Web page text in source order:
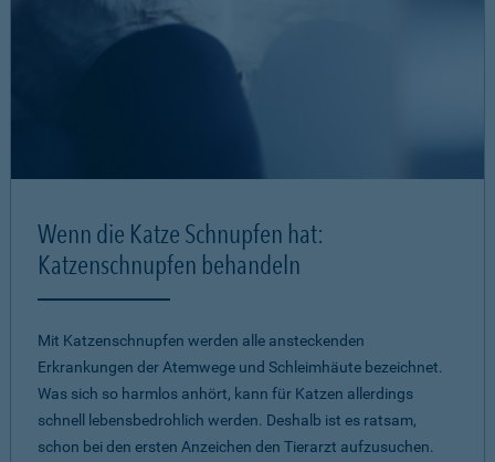
Wenn die Katze Schnupfen hat:
Katzenschnupfen behandeln
Mit Katzenschnupfen werden alle ansteckenden
Erkrankungen der Atemwege und Schleimhäute bezeichnet.
Was sich so harmlos anhört, kann für Katzen allerdings
schnell lebensbedrohlich werden. Deshalb ist es ratsam,
schon bei den ersten Anzeichen den Tierarzt aufzusuchen.